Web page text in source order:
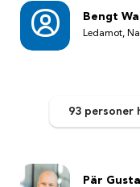
Bengt
Ledamot,
93 personer
Pär